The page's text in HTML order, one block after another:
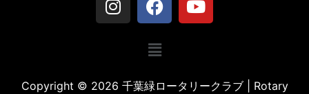
Copyright © 2026 千葉緑ロータリークラブ | Rotary